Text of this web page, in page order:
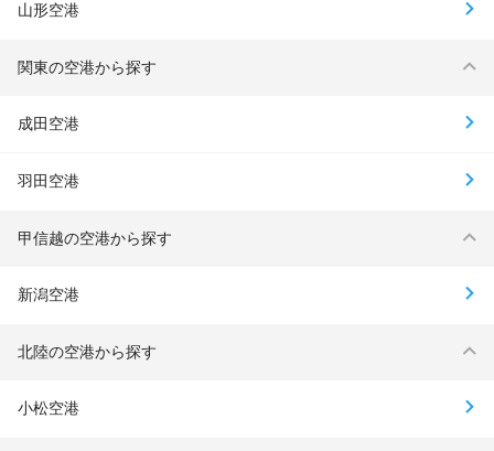
山形空港
関東の空港から探す
成田空港
羽田空港
甲信越の空港から探す
新潟空港
北陸の空港から探す
小松空港